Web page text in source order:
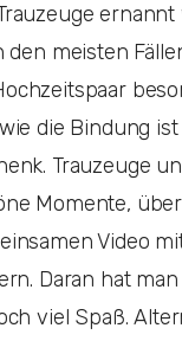
ernannt
den meisten
die Bindung ist
Trauzeuge
Momente,
Video
Daran hat
viel Spaß.